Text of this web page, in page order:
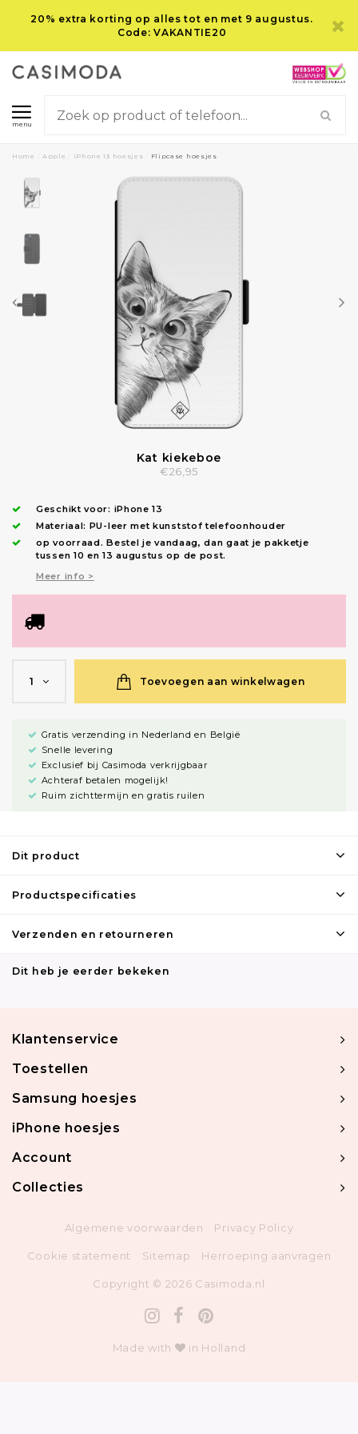
20% extra korting op alles tot en met 9 augustus.
Code: VAKANTIE20
menu
Home Apple iPhone 13 hoesjes Flipcase hoesjes
Kat kiekeboe
€26,95
Geschikt voor: iPhone 13
Materiaal: PU-leer met kunststof telefoonhouder
op voorraad.Bestel je vandaag, dan gaat je pakketje
tussen 10 en 13 augustus op de post.
Meer info >
1 Toevoegen aan winkelwagen
Gratis verzending in Nederland en België
Snelle levering
Exclusief bij Casimoda verkrijgbaar
Achteraf betalen mogelijk!
Ruim zichttermijn en gratis ruilen
Dit product
Productspecificaties
Verzenden en retourneren
Dit heb je eerder bekeken
Klantenservice
Toestellen
Samsung hoesjes
iPhone hoesjes
Account
Collecties
Algemene voorwaarden Privacy Policy
Cookie statement Sitemap Herroeping aanvragen
Copyright © 2026 Casimoda.nl
Made with in Holland